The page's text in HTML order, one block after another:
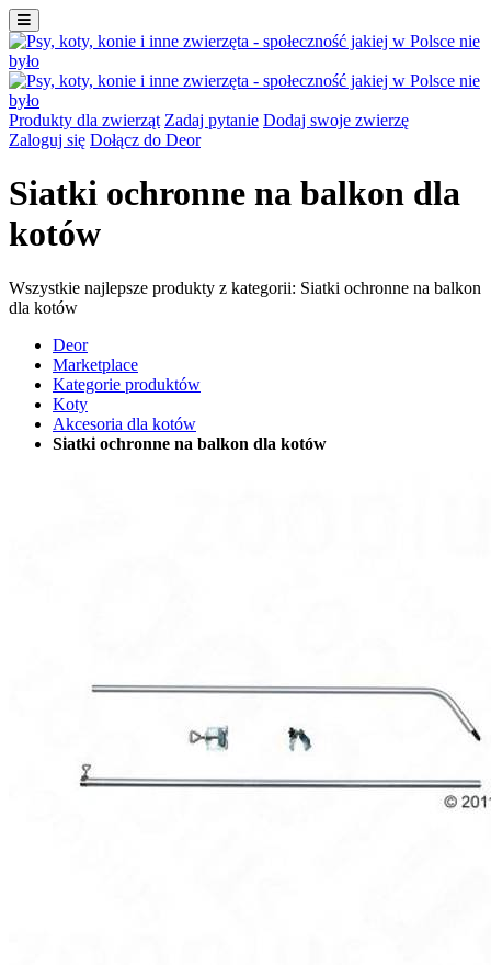
Produkty dla zwierząt Zadaj pytanie Dodaj swoje zwierzę
Zaloguj się Dołącz do Deor
Siatki ochronne na balkon dla
kotów
Wszystkie najlepsze produkty z kategorii: Siatki ochronne na balkon
dla kotów
Deor
Marketplace
Kategorie produktów
Koty
Akcesoria dla kotów
Siatki ochronne na balkon dla kotów